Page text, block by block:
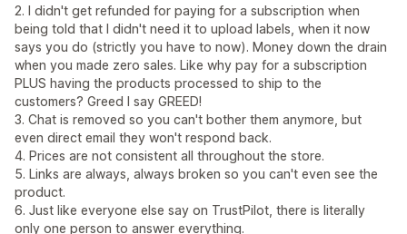
2. I didn't get refunded for paying for a subscription when
being told that I didn't need it to upload labels, when it now
says you do (strictly you have to now). Money down the drain
when you made zero sales. Like why pay for a subscription
PLUS having the products processed to ship to the
customers? Greed I say GREED!
3. Chat is removed so you can't bother them anymore, but
even direct email they won't respond back.
4. Prices are not consistent all throughout the store.
5. Links are always, always broken so you can't even see the
product.
6. Just like everyone else say on TrustPilot, there is literally
only one person to answer everything.